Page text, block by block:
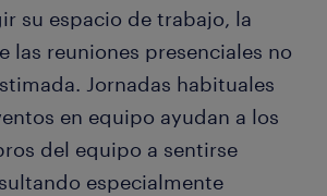
su espacio de trabajo, la
las reuniones presenciales no
Jornadas habituales
en equipo ayudan a los
del equipo a sentirse
especialmente